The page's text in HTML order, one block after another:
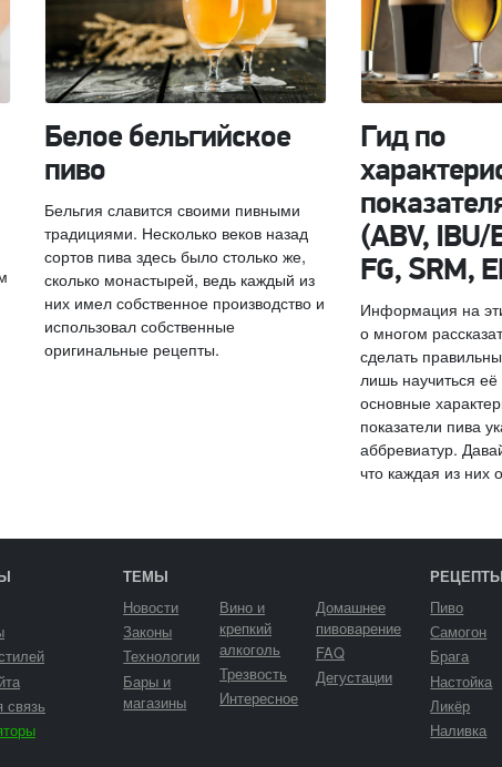
Белое бельгийское
пиво
Бельгия славится своими пивными
традициями. Несколько веков назад
сортов пива здесь было столько же,
сколько монастырей, ведь каждый из
них имел собственное производство и
использовал собственные
оригинальные рецепты.
Гид по
(ABV, IBU/
FG, SRM,
Информация на
о многом
сделать
лишь научиться её
основные
показатели пива
аббревиатур.
что каждая из них
связь
ТЕМЫ
Новости
Законы
Технологии
Бары и
магазины
Вино и
крепкий
алкоголь
Трезвость
Интересное
Домашнее
пивоварение
FAQ
Дегустации
РЕЦЕПТЫ
Пиво
Самогон
Брага
Настойка
Ликёр
Наливка